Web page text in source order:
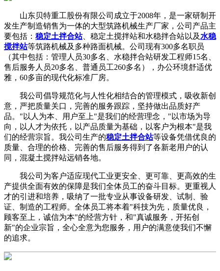
山东贝特重工股份有限公司成立于2008年，是一家研制开
发生产制造销售为一体的大型筑路机械生产厂家，公司产品主
要包括： 稳定土拌合站、稳定土搅拌站和水稳拌合站以及 水稳
搅拌站等筑路机械及多种路面机械。公司现有300多名职员
（其中包括：管理人员30多名、水稳拌合站研发工程师15名、
售后服务人员20多名、普通员工260多名），办公环境舒适优
雅，60多亩的现代化标准厂房。
我公司倡导规范化与人性化相结合的管理模式，吸收新创
意，严把质量关口，完善的服务跟踪，坚持做出品质好产
品。"以人为本、用户至上"是我们的经营理念，"以市场为导
向，以人才为依托，以产品质量为基础，以客户为根本"是我
们的经营宗旨。我公司生产的稳定土拌合站等设备凭借优良的
质量、合理的价格、完善的售后服务得到了各新老用户的认
同，混凝土搅拌站远销各地。
我公司为客户适应现代工业更安全、更可靠、更高效的生
产提供全面有效的保障是我们全体员工的奋斗目标。更重视人
才的引进和培养，吸纳了一批专业从事设备研发、试制、验
证、制造的工程师。全体员工将本着"科技为先，质量优良，
顾客至上，诚信为本"的经营方针，和"真诚服务，开拓创
新"的企业宗旨，全心全意为您服务，用户的满意使我们不懈
的追求。